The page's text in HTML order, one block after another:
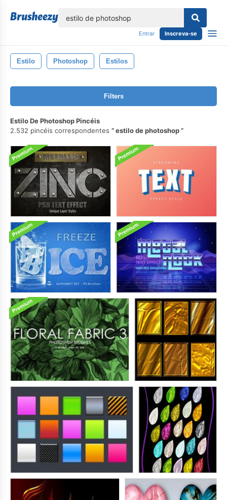
Entrar Inscreva-se
Estilo Photoshop Estilos
Filters
Estilo De Photoshop Pincéis
2.532 pincéis correspondentes
estilo de photoshop